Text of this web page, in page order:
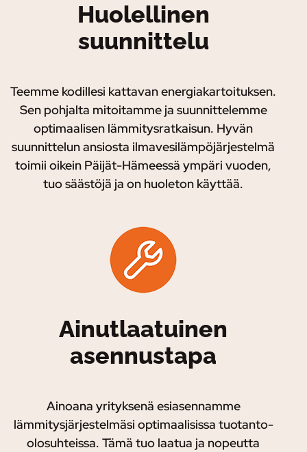
Huolellinen
suunnittelu
Teemme kodillesi kattavan energiakartoituksen.
Sen pohjalta mitoitamme ja suunnittelemme
optimaalisen lämmitysratkaisun. Hyvän
suunnittelun ansiosta ilmavesilämpöjärjestelmä
toimii oikein Päijät-Hämeessä ympäri vuoden,
tuo säästöjä ja on huoleton käyttää.
Ainutlaatuinen
asennustapa
Ainoana yrityksenä esiasennamme
lämmitysjärjestelmäsi optimaalisissa tuotanto-
olosuhteissa. Tämä tuo laatua ja nopeutta